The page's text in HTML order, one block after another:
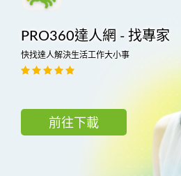
PRO360達人網 - 找專家
快找達人解決生活工作大小事
前往下載